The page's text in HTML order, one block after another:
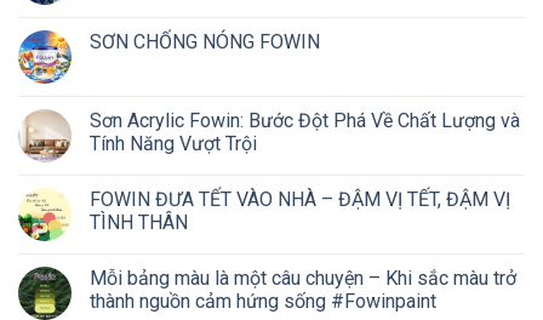
SƠN CHỐNG NÓNG FOWIN
Sơn Acrylic Fowin: Bước Đột Phá Về Chất Lượng và
Tính Năng Vượt Trội
FOWIN ĐƯA TẾT VÀO NHÀ – ĐẬM VỊ TẾT, ĐẬM VỊ
TÌNH THÂN
Mỗi bảng màu là một câu chuyện – Khi sắc màu trở
thành nguồn cảm hứng sống #Fowinpaint